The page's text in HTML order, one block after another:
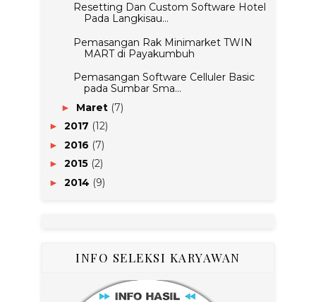
Resetting Dan Custom Software Hotel
Pada Langkisau...
Pemasangan Rak Minimarket TWIN
MART di Payakumbuh
Pemasangan Software Celluler Basic
pada Sumbar Sma...
► Maret (7)
► 2017 (12)
► 2016 (7)
► 2015 (2)
► 2014 (9)
INFO SELEKSI KARYAWAN